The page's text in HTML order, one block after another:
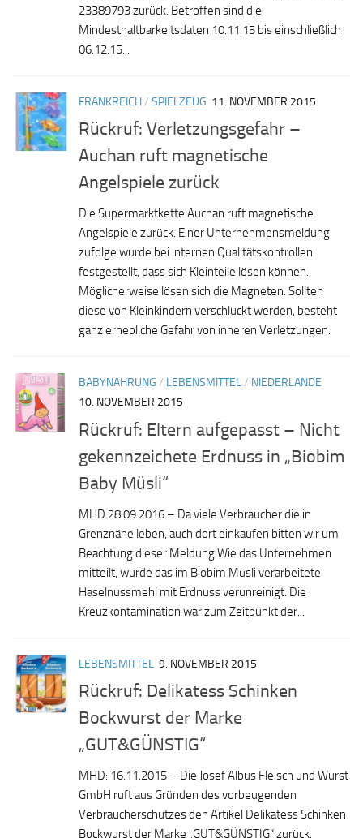
23389793 zurück. Betroffen sind die
Mindesthaltbarkeitsdaten 10.11.15 bis einschließlich
06.12.15...
FRANKREICH/ SPIELZEUG 11. NOVEMBER 2015
Rückruf: Verletzungsgefahr –
Auchan ruft magnetische
Angelspiele zurück
Die Supermarktkette Auchan ruft magnetische
Angelspiele zurück. Einer Unternehmensmeldung
zufolge wurde bei internen Qualitätskontrollen
festgestellt, dass sich Kleinteile lösen können.
Möglicherweise lösen sich die Magneten. Sollten
diese von Kleinkindern verschluckt werden, besteht
ganz erhebliche Gefahr von inneren Verletzungen.
BABYNAHRUNG / LEBENSMITTEL/ NIEDERLANDE
10. NOVEMBER 2015
Rückruf: Eltern aufgepasst – Nicht
gekennzeichete Erdnuss in „Biobim
Baby Müsli“
MHD 28.09.2016 – Da viele Verbraucher die in
Grenznähe leben, auch dort einkaufen bitten wir um
Beachtung dieser Meldung Wie das Unternehmen
mitteilt, wurde das im Biobim Müsli verarbeitete
Haselnussmehl mit Erdnuss verunreinigt. Die
Kreuzkontamination war zum Zeitpunkt der...
LEBENSMITTEL 9. NOVEMBER 2015
Rückruf: Delikatess Schinken
Bockwurst der Marke
„GUT&GÜNSTIG“
MHD: 16.11.2015 – Die Josef Albus Fleisch und Wurst
GmbH ruft aus Gründen des vorbeugenden
Verbraucherschutzes den Artikel Delikatess Schinken
Bockwurst der Marke „GUT&GÜNSTIG“ zurück.